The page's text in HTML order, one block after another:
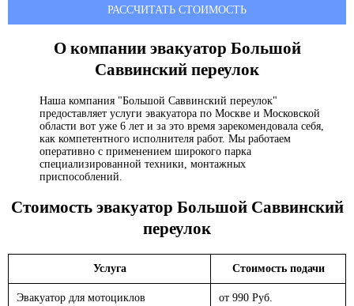
РАССЧИТАТЬ СТОИМОСТЬ
О компании эвакуатор Большой
Саввинский переулок
Наша компания "Большой Саввинский переулок"
предоставляет услуги эвакуатора по Москве и Московской
области вот уже 6 лет и за это время зарекомендовала себя,
как компетентного исполнителя работ. Мы работаем
оперативно с применением широкого парка
специализированной техники, монтажных
приспособлений.
Стоимость эвакуатор Большой Саввинский
переулок
Услуга Стоимость подачи
Эвакуатор для мотоциклов от 990 Руб.